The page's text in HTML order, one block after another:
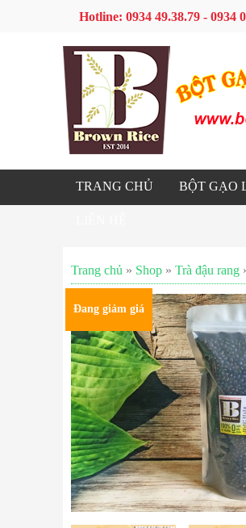
Hotline: 0934 49.38.79 -
TRANG CHỦ BỘT GẠO
Trang chủ » Shop » Trà đậu rang
Đang giảm giá